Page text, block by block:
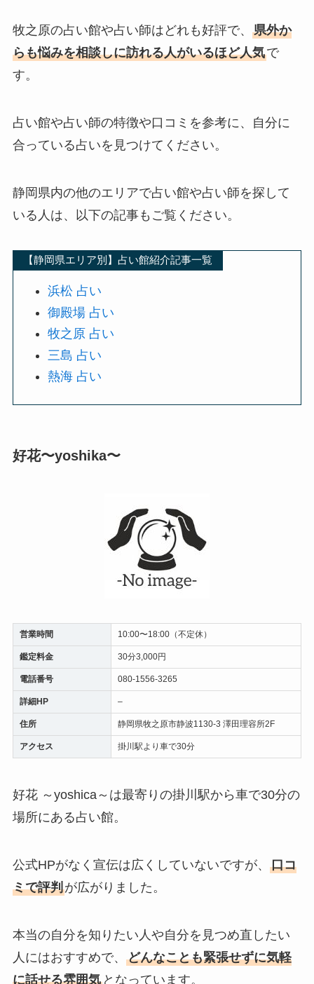
牧之原の占い館や占い師はどれも好評で、 県外か
らも悩みを相談しに訪れる人がいるほど人気で
す。
占い館や占い師の特徴や口コミを参考に、自分に
合っている占いを見つけてください。
静岡県内の他のエリアで占い館や占い師を探して
いる人は、以下の記事もご覧ください。
【静岡県エリア別】占い館紹介記事一覧
浜松 占い
御殿場 占い
牧之原 占い
三島 占い
熱海 占い
好花〜yoshika〜
営業時間 10:00〜18:00（不定休）
鑑定料金 30分3,000円
電話番号 080-1556-3265
詳細HP –
住所 静岡県牧之原市静波1130-3 澤田理容所2F
アクセス 掛川駅より車で30分
好花 ～yoshica～は最寄りの掛川駅から車で30分の
場所にある占い館。
公式HPがなく宣伝は広くしていないですが、 口コ
ミで評判が広がりました。
本当の自分を知りたい人や自分を見つめ直したい
人にはおすすめで、 どんなことも緊張せずに気軽
に話せる雰囲気となっています。